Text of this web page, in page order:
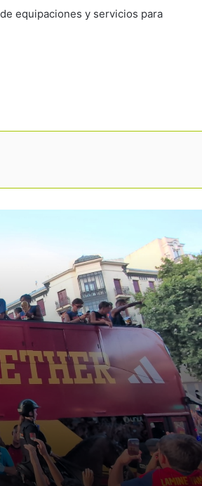
equipaciones y servicios para
acelerador y apunta a un nuevo
La tecnología y la cultura ganan peso
en la estrategia turística para
desconcentrar visitantes
El Supremo anula el registro único de
alquiler turístico al considerar que el
Estado no tiene competencia para
crearlo
Pitchup sitúa a Cataluña, Galicia y
Andalucía al frente del camping en
El nuevo Parador Dalt Vila, una
excelente forma de descubrir Ibiza